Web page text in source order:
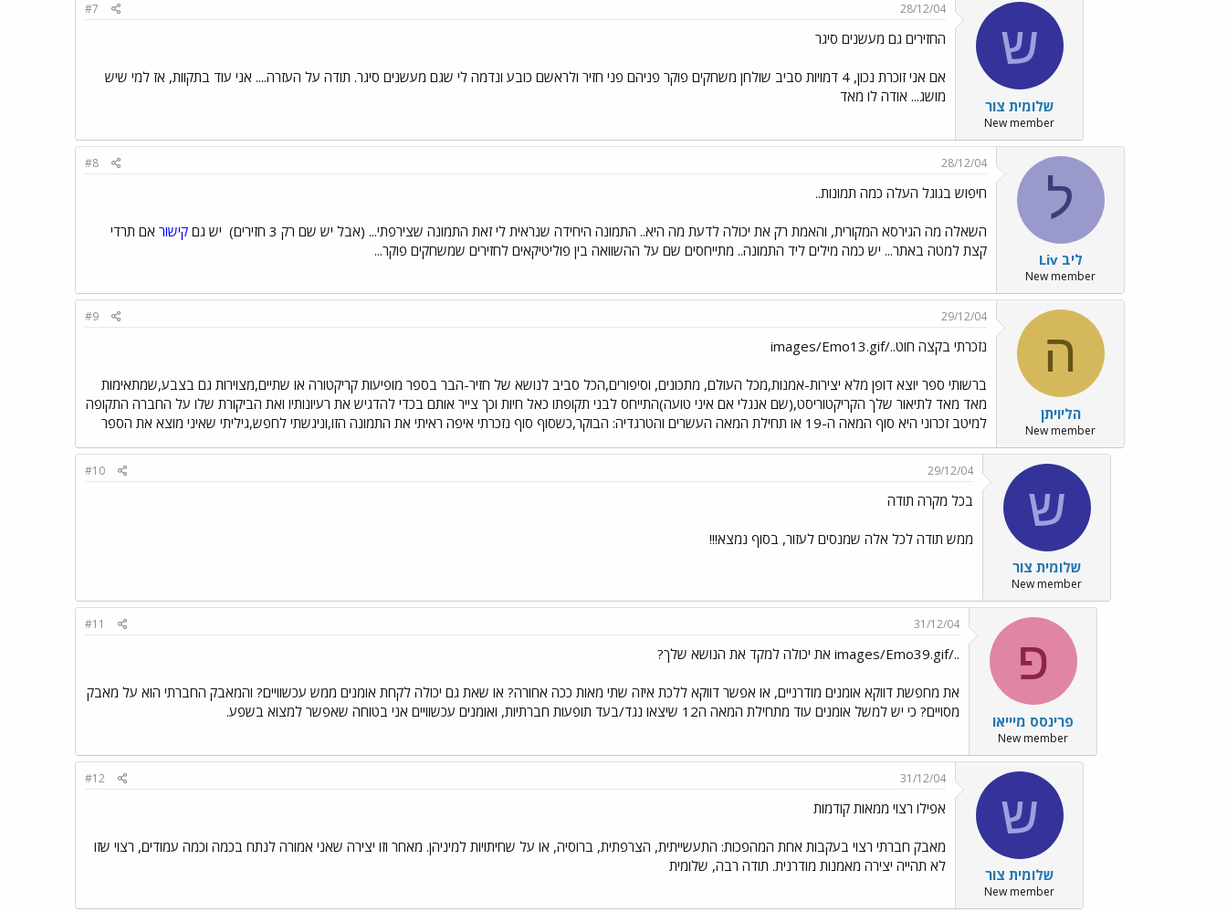
ש
שלומית צור
New member
28/12/04
#7
החזירים גם מעשנים סיגר
אם אני זוכרת נכון, 4 דמויות סביב שולחן משחקים פוקר פניהם פני חזיר ולראשם כובע ונדמה לי שגם מעשנים סיגר. תודה על העזרה.... אני עוד בתקוות, אז למי שיש
מושג... אודה לו מאד
ל
ליב Liv
New member
28/12/04
#8
חיפוש בגוגל העלה כמה תמונות..
השאלה מה הגירסא המקורית, והאמת רק את יכולה לדעת מה היא.. התמונה היחידה שנראית לי זאת התמונה שצירפתי... (אבל יש שם רק 3 חזירים) יש גם קישור אם תרדי
קצת למטה באתר... יש כמה מילים ליד התמונה.. מתייחסים שם על ההשוואה בין פוליטיקאים לחזירים שמשחקים פוקר...
ה
הליויתן
New member
29/12/04
#9
נזכרתי בקצה חוט../images/Emo13.gif
ברשותי ספר יוצא דופן מלא יצירות-אמנות,מכל העולם, מתכונים, וסיפורים,הכל סביב לנושא של חזיר-הבר בספר מופיעות קריקטורה או שתיים,מצוירות גם בצבע,שמתאימות
מאד מאד לתיאור שלך הקריקטוריסט,(שם אנגלי אם איני טועה)התייחס לבני תקופתו כאל חיות וכך צייר אותם בכדי להדגיש את רעיונותיו ואת הביקורת שלו על החברה התקופה
למיטב זכרוני היא סוף המאה ה-19 או תחילת המאה העשרים והטרגדיה: הבוקר,כשסוף סוף נזכרתי איפה ראיתי את התמונה הזו,וניגשתי לחפש,גיליתי שאיני מוצא את הספר
ש
שלומית צור
New member
29/12/04
#10
בכל מקרה תודה
ממש תודה לכל אלה שמנסים לעזור, בסוף נמצא!!!
פ
פרינסס מיייאו
New member
31/12/04
#11
../images/Emo39.gif את יכולה למקד את הנושא שלך?
את מחפשת דווקא אומנים מודרניים, או אפשר דווקא ללכת איזה שתי מאות ככה אחורה? או שאת גם יכולה לקחת אומנים ממש עכשוויים? והמאבק החברתי הוא על מאבק
מסויים? כי יש למשל אומנים עוד מתחילת המאה ה12 שיצאו נגד/בעד תופעות חברתיות, ואומנים עכשוויים אני בטוחה שאפשר למצוא בשפע.
ש
שלומית צור
New member
31/12/04
#12
אפילו רצוי ממאות קודמות
מאבק חברתי רצוי בעקבות אחת המהפכות: התעשייתית, הצרפתית, ברוסיה, או על שחיתויות למיניהן. מאחר וזו יצירה שאני אמורה לנתח בכמה וכמה עמודים, רצוי שזו
לא תהייה יצירה מאמנות מודרנית. תודה רבה, שלומית